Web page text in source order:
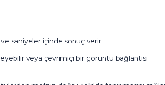
ve saniyeler içinde sonuç verir.
veya çevrimiçi bir görüntü bağlantısı